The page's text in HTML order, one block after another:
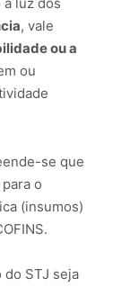
, vale
ou a
ou
se que
o
(insumos)
do STJ seja